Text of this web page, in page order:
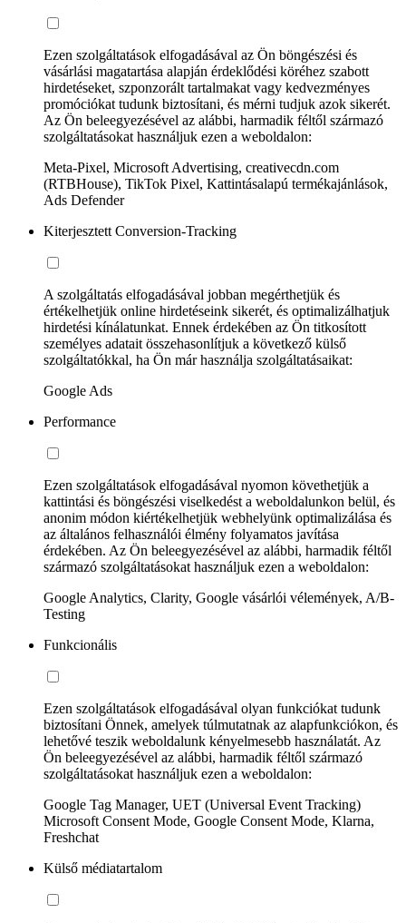
Ezen szolgáltatások elfogadásával az Ön böngészési és
vásárlási magatartása alapján érdeklődési köréhez szabott
hirdetéseket, szponzorált tartalmakat vagy kedvezményes
promóciókat tudunk biztosítani, és mérni tudjuk azok sikerét.
Az Ön beleegyezésével az alábbi, harmadik féltől származó
szolgáltatásokat használjuk ezen a weboldalon:
Meta-Pixel, Microsoft Advertising, creativecdn.com
(RTBHouse), TikTok Pixel, Kattintásalapú termékajánlások,
Ads Defender
Kiterjesztett Conversion-Tracking
A szolgáltatás elfogadásával jobban megérthetjük és
értékelhetjük online hirdetéseink sikerét, és optimalizálhatjuk
hirdetési kínálatunkat. Ennek érdekében az Ön titkosított
személyes adatait összehasonlítjuk a következő külső
szolgáltatókkal, ha Ön már használja szolgáltatásaikat:
Google Ads
Performance
Ezen szolgáltatások elfogadásával nyomon követhetjük a
kattintási és böngészési viselkedést a weboldalunkon belül, és
anonim módon kiértékelhetjük webhelyünk optimalizálása és
az általános felhasználói élmény folyamatos javítása
érdekében. Az Ön beleegyezésével az alábbi, harmadik féltől
származó szolgáltatásokat használjuk ezen a weboldalon:
Google Analytics, Clarity, Google vásárlói vélemények, A/B-
Testing
Funkcionális
Ezen szolgáltatások elfogadásával olyan funkciókat tudunk
biztosítani Önnek, amelyek túlmutatnak az alapfunkciókon, és
lehetővé teszik weboldalunk kényelmesebb használatát. Az
Ön beleegyezésével az alábbi, harmadik féltől származó
szolgáltatásokat használjuk ezen a weboldalon:
Google Tag Manager, UET (Universal Event Tracking)
Microsoft Consent Mode, Google Consent Mode, Klarna,
Freshchat
Külső médiatartalom